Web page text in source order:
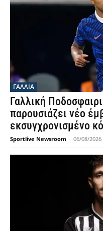
ΓΑΛΛΙΑ
Γαλλική
παρουσιάζει νέο
εκσυγχρονισμένο
Sportlive Newsroom - 06/08/2026